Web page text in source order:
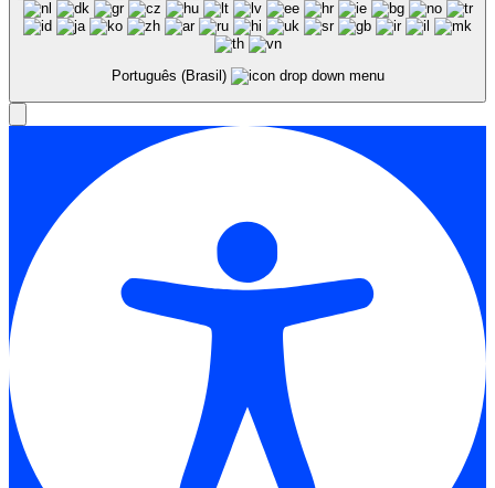
Português (Brasil)